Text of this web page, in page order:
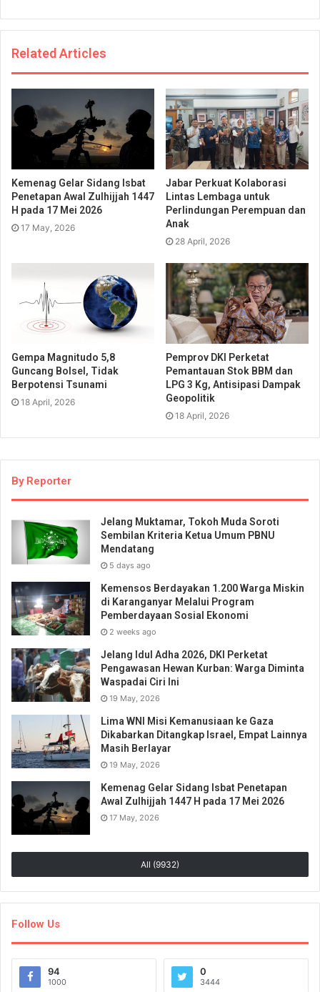
Related Articles
Kemenag Gelar Sidang Isbat
Penetapan Awal Zulhijjah 1447
H pada 17 Mei 2026
17 May, 2026
Jabar Perkuat Kolaborasi
Lintas Lembaga untuk
Perlindungan Perempuan dan
Anak
28 April, 2026
Gempa Magnitudo 5,8
Guncang Bolsel, Tidak
Berpotensi Tsunami
18 April, 2026
Pemprov DKI Perketat
Pemantauan Stok BBM dan
LPG 3 Kg, Antisipasi Dampak
Geopolitik
18 April, 2026
By Reporter
Jelang Muktamar, Tokoh Muda Soroti
Sembilan Kriteria Ketua Umum PBNU
Mendatang
5 days ago
Kemensos Berdayakan 1.200 Warga Miskin
di Karanganyar Melalui Program
Pemberdayaan Sosial Ekonomi
2 weeks ago
Jelang Idul Adha 2026, DKI Perketat
Pengawasan Hewan Kurban: Warga Diminta
Waspadai Ciri Ini
19 May, 2026
Lima WNI Misi Kemanusiaan ke Gaza
Dikabarkan Ditangkap Israel, Empat Lainnya
Masih Berlayar
19 May, 2026
Kemenag Gelar Sidang Isbat Penetapan
Awal Zulhijjah 1447 H pada 17 Mei 2026
17 May, 2026
All (9932)
Follow Us
94
1000
0
3444